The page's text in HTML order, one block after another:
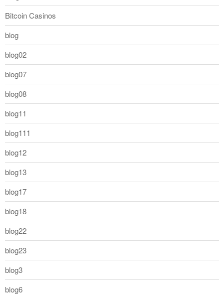
Bitcoin Casinos
blog
blog02
blog07
blog08
blog11
blog111
blog12
blog13
blog17
blog18
blog22
blog23
blog3
blog6